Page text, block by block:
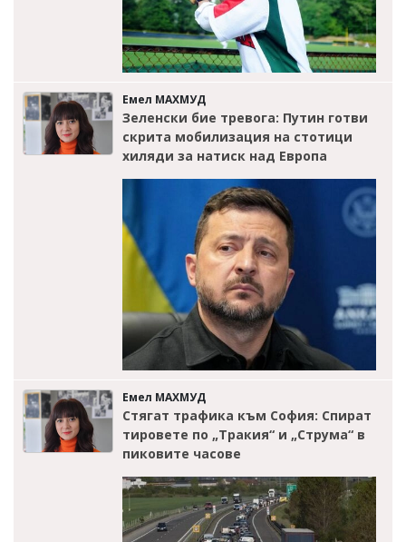
Емел МАХМУД
Зеленски бие тревога: Путин готви
скрита мобилизация на стотици
хиляди за натиск над Европа
Емел МАХМУД
Стягат трафика към София: Спират
тировете по „Тракия“ и „Струма“ в
пиковите часове